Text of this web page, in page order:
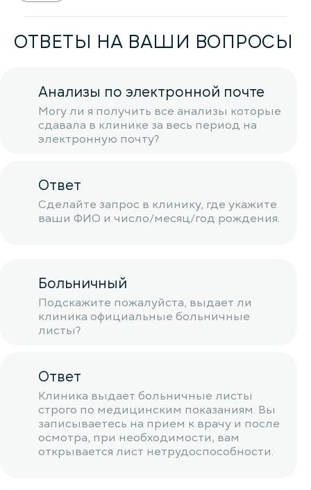
ОТВЕТЫ НА ВАШИ ВОПРОСЫ
Анализы по электронной почте
Могу ли я получить все анализы которые
сдавала в клинике за весь период на
электронную почту?
Ответ
Сделайте запрос в клинику, где укажите
ваши ФИО и число/месяц/год рождения.
Больничный
Подскажите пожалуйста, выдает ли
клиника официальные больничные
листы?
Ответ
Клиника выдает больничные листы
строго по медицинским показаниям. Вы
записываетесь на прием к врачу и после
осмотра, при необходимости, вам
открывается лист нетрудоспособности.